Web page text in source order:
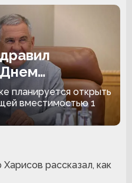
планируется открыть
вместимостью 1
рассказал, как